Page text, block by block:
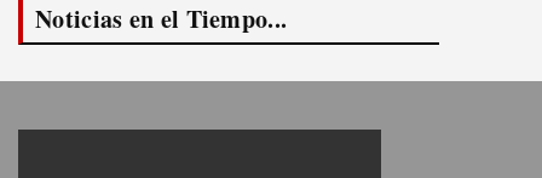
Noticias en el Tiempo...